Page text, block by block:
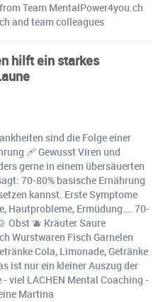
Team MentalPower4you.ch
and team colleagues
hilft ein starkes
sind die Folge einer
️‍🩹 Gewusst Viren und
gerne in einem übersäuerten
70-80% basische Ernährung
kannst. Erste Symptome
Hautprobleme, Ermüdung…. 70-
Obst 🫐 Kräuter Saure
Wurstwaren Fisch Garnelen
Cola, Limonade, Getränke
ist nur ein kleiner Auszug der
viel LACHEN Mental Coaching -
Martina